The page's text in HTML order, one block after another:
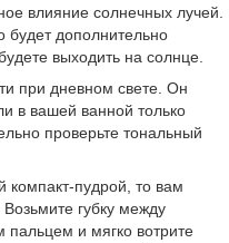
влияние солнечных лучей.
будет дополнительно
выходить на солнце.
при дневном свете. Он
в вашей ванной только
проверьте тональный
компакт-пудрой, то вам
Возьмите губку между
и мягко вотрите